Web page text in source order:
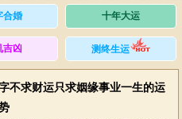
合婚 十年大运
吉凶 测终生运
不求财运只求姻缘事业一生的运